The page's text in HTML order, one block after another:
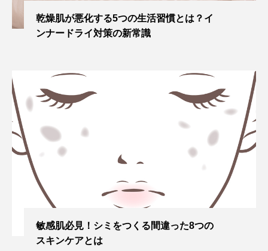
乾燥肌が悪化する5つの生活習慣とは？イ
ンナードライ対策の新常識
敏感肌必見！シミをつくる間違った8つの
スキンケアとは